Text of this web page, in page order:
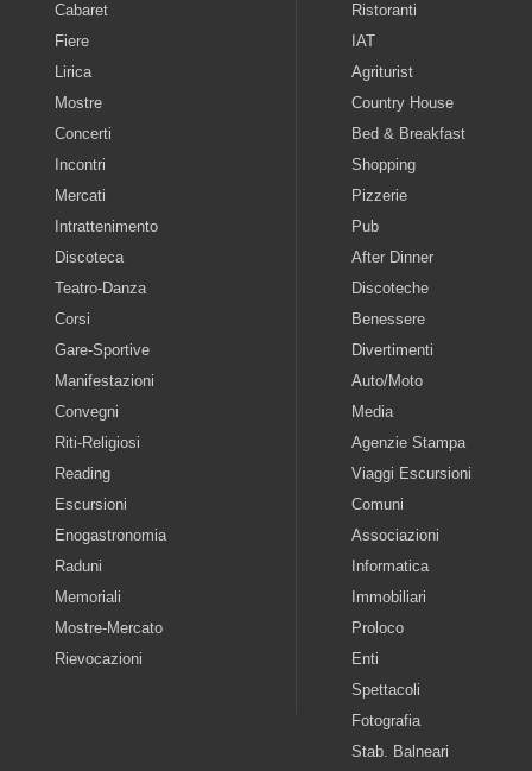
Cabaret
Fiere
Lirica
Mostre
Concerti
Incontri
Mercati
Intrattenimento
Discoteca
Teatro-Danza
Corsi
Gare-Sportive
Manifestazioni
Convegni
Riti-Religiosi
Reading
Escursioni
Enogastronomia
Raduni
Memoriali
Mostre-Mercato
Rievocazioni
Ristoranti
IAT
Agriturist
Country House
Bed & Breakfast
Shopping
Pizzerie
Pub
After Dinner
Discoteche
Benessere
Divertimenti
Auto/Moto
Media
Agenzie Stampa
Viaggi Escursioni
Comuni
Associazioni
Informatica
Immobiliari
Proloco
Enti
Spettacoli
Fotografia
Stab. Balneari